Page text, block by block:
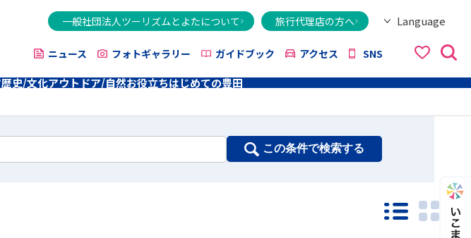
一般社団法人ツーリズムとよたについて 旅行代理店の方へ
Language
ქართული
ニュース フォトギャラリー ガイドブック アクセス SNS
歴史/文化アウトドア/自然お役立ちはじめての豊田
この条件で検索する
一覧モード